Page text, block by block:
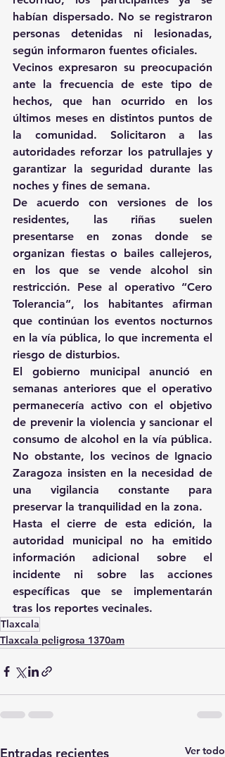
habían dispersado. No se registraron
personas detenidas ni lesionadas,
según informaron fuentes oficiales.
Vecinos expresaron su preocupación
ante la frecuencia de este tipo de
hechos, que han ocurrido en los
últimos meses en distintos puntos de
la comunidad. Solicitaron a las
autoridades reforzar los patrullajes y
garantizar la seguridad durante las
noches y fines de semana.
De acuerdo con versiones de los
residentes, las riñas suelen
presentarse en zonas donde se
organizan fiestas o bailes callejeros,
en los que se vende alcohol sin
restricción. Pese al operativo “Cero
Tolerancia”, los habitantes afirman
que continúan los eventos nocturnos
en la vía pública, lo que incrementa el
riesgo de disturbios.
El gobierno municipal anunció en
semanas anteriores que el operativo
permanecería activo con el objetivo
de prevenir la violencia y sancionar el
consumo de alcohol en la vía pública.
No obstante, los vecinos de Ignacio
Zaragoza insisten en la necesidad de
una vigilancia constante para
preservar la tranquilidad en la zona.
Hasta el cierre de esta edición, la
autoridad municipal no ha emitido
información adicional sobre el
incidente ni sobre las acciones
específicas que se implementarán
tras los reportes vecinales.
Tlaxcala
Tlaxcala peligrosa 1370am
Entradas recientes Ver todo